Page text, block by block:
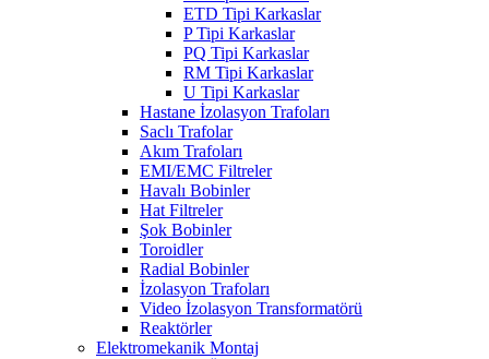
ETD Tipi Karkaslar
P Tipi Karkaslar
PQ Tipi Karkaslar
RM Tipi Karkaslar
U Tipi Karkaslar
Hastane İzolasyon Trafoları
Saclı Trafolar
Akım Trafoları
EMI/EMC Filtreler
Havalı Bobinler
Hat Filtreler
Şok Bobinler
Toroidler
Radial Bobinler
İzolasyon Trafoları
Video İzolasyon Transformatörü
Reaktörler
Elektromekanik Montaj